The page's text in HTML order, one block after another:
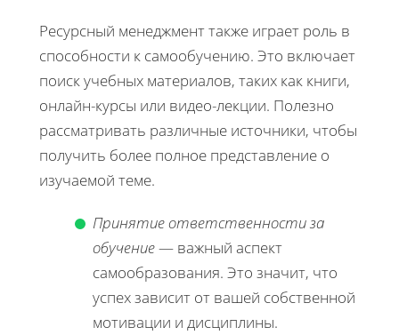
Ресурсный менеджмент также играет роль в
способности к самообучению. Это включает
поиск учебных материалов, таких как книги,
онлайн-курсы или видео-лекции. Полезно
рассматривать различные источники, чтобы
получить более полное представление о
изучаемой теме.
Принятие ответственности за
обучение— важный аспект
самообразования. Это значит, что
успех зависит от вашей собственной
мотивации и дисциплины.